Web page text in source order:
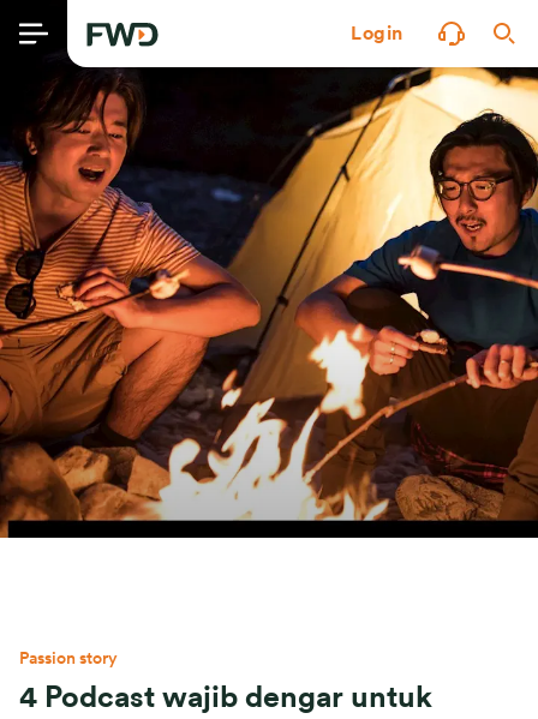
Login
Passion story
4 Podcast wajib dengar untuk